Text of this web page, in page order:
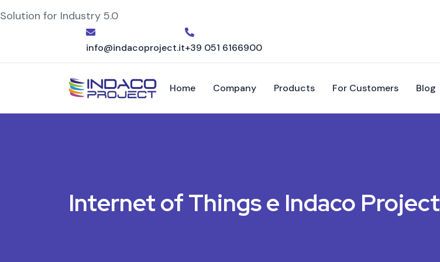
Solution for Industry 5.0
info@indacoproject.it+39 051 6166900
Home Company Products For Customers Blog
Internet of Things e Indaco Project